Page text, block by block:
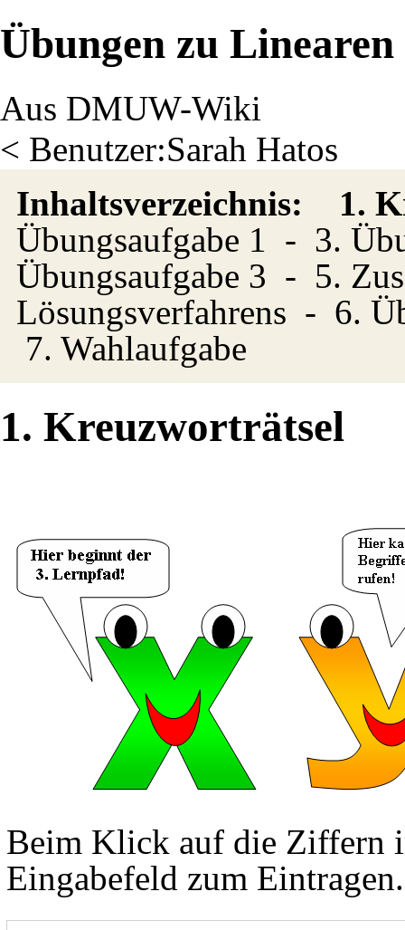
Übungen zu
Aus DMUW-Wiki
< Benutzer:Sarah Hatos
Inhaltsverzeichnis:
1.
Übungsaufgabe 1 - 3.
Übungsaufgabe 3 - 5.
Lösungsverfahrens - 6.
7. Wahlaufgabe
1. Kreuzworträtsel
Beim Klick auf die Ziffern
Eingabefeld zum Eintragen.